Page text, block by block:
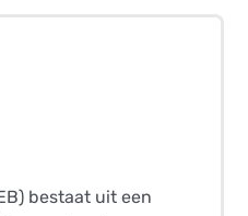
bestaat uit een